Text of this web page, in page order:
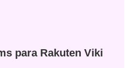
para Rakuten Viki